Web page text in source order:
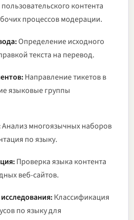
контента
процессов модерации.
Определение исходного
текста на перевод.
Направление тикетов в
языковые группы
Анализ многоязычных наборов
по языку.
Проверка языка контента
веб-сайтов.
Классификация
по языку для